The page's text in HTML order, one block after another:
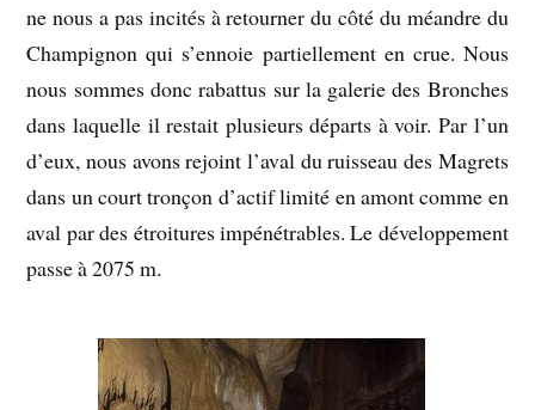
ne nous a pas incités à retourner du côté du méandre du
Champignon qui s’ennoie partiellement en crue. Nous
nous sommes donc rabattus sur la galerie des Bronches
dans laquelle il restait plusieurs départs à voir. Par l’un
d’eux, nous avons rejoint l’aval du ruisseau des Magrets
dans un court tronçon d’actif limité en amont comme en
aval par des étroitures impénétrables. Le développement
passe à 2075 m.